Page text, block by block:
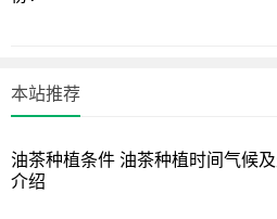
果期用阿米妙收灌根一次，具有
本文分享的西红柿叶子发黄怎么
本站推荐
油茶种植条件 油茶种植时间气候
介绍